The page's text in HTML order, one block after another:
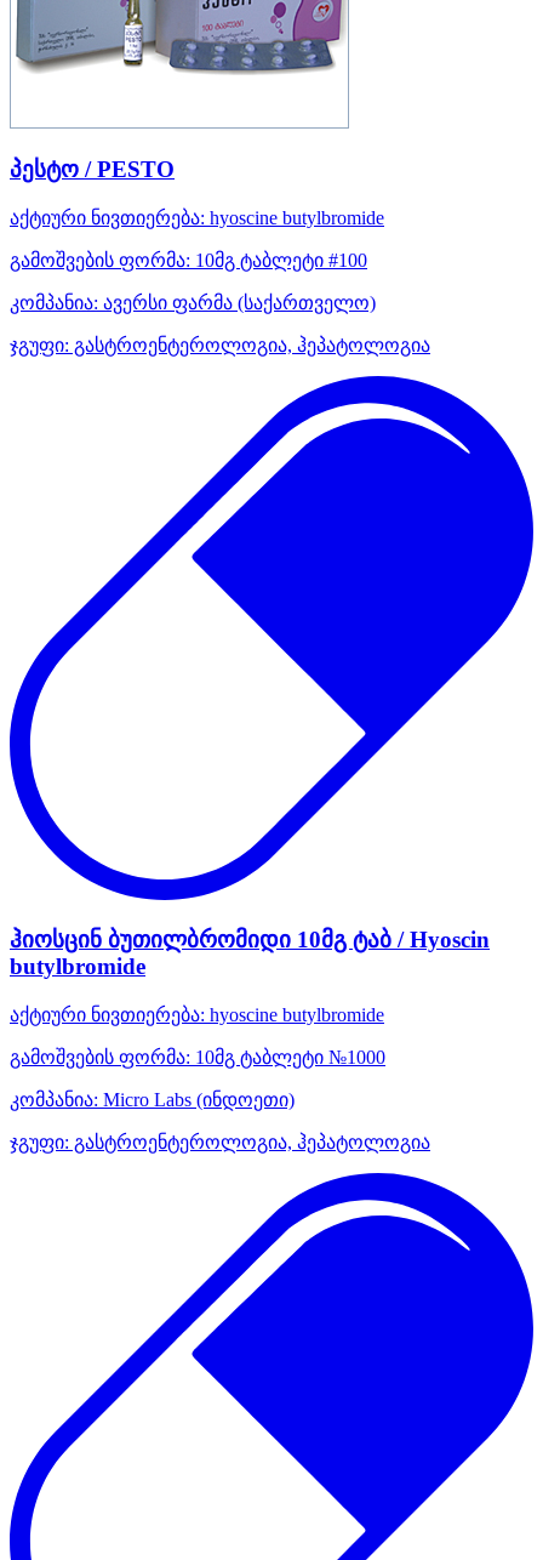
პესტო / PESTO
აქტიური ნივთიერება: hyoscine butylbromide
გამოშვების ფორმა: 10მგ ტაბლეტი #100
კომპანია: ავერსი ფარმა (საქართველო)
ჯგუფი: გასტროენტეროლოგია, ჰეპატოლოგია
ჰიოსცინ ბუთილბრომიდი 10მგ ტაბ / Hyoscin
butylbromide
აქტიური ნივთიერება: hyoscine butylbromide
გამოშვების ფორმა: 10მგ ტაბლეტი №1000
კომპანია: Micro Labs (ინდოეთი)
ჯგუფი: გასტროენტეროლოგია, ჰეპატოლოგია